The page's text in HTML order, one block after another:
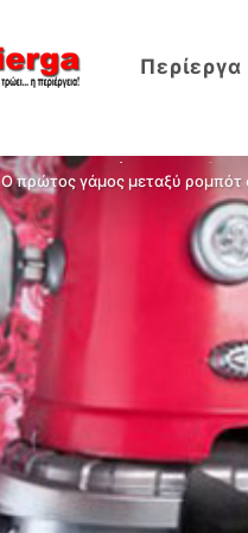
Περίεργα
Ο πρώτος γάμος μεταξύ ρομπότ